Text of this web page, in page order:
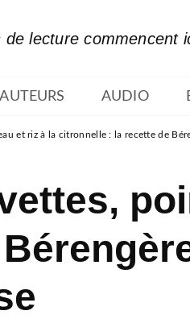
de lecture commencent
AUTEURS AUDIO
et riz à la citronnelle : la recette de